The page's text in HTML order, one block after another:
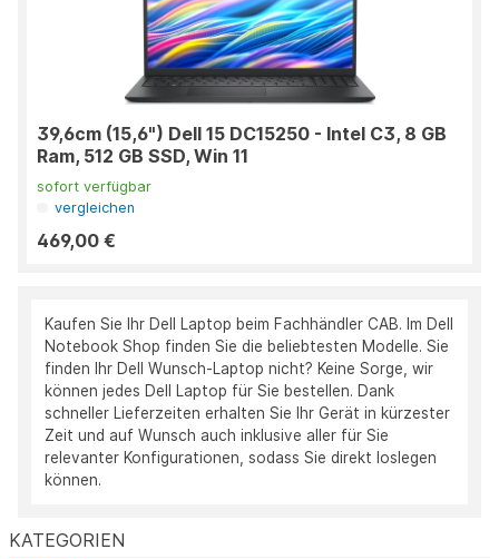
KATEGORIEN
39,6cm (15,6") Dell 15 DC15250 - Intel C3, 8 GB
Ram, 512 GB SSD, Win 11
sofort verfügbar
vergleichen
469,00 €
Kaufen Sie Ihr Dell Laptop beim Fachhändler CAB. Im Dell
Notebook Shop finden Sie die beliebtesten Modelle. Sie
finden Ihr Dell Wunsch-Laptop nicht? Keine Sorge, wir
können jedes Dell Laptop für Sie bestellen. Dank
schneller Lieferzeiten erhalten Sie Ihr Gerät in kürzester
Zeit und auf Wunsch auch inklusive aller für Sie
relevanter Konfigurationen, sodass Sie direkt loslegen
können.